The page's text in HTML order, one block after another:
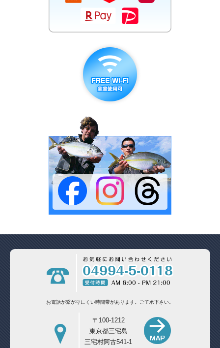
お電話が繋がりにくい時間帯があります。 ご了承下さい。
〒100-1212
東京都三宅島
三宅村阿古541-1